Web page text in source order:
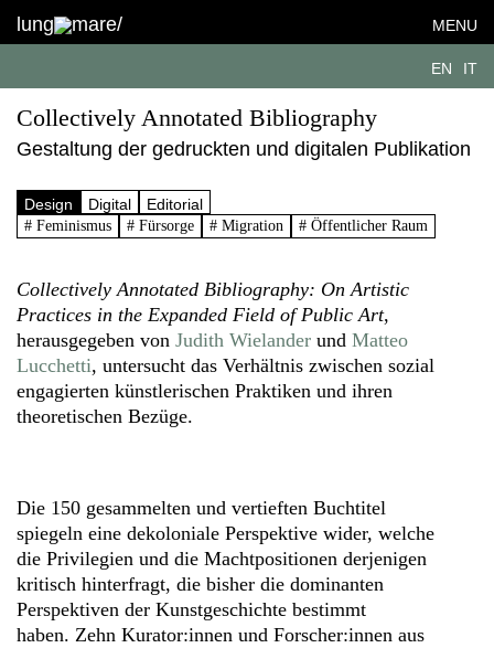
lung mare/ MENU
EN IT
Collectively Annotated Bibliography
Gestaltung der gedruckten und digitalen Publikation
Design Digital Editorial
# Feminismus # Fürsorge # Migration # Öffentlicher Raum
Collectively Annotated Bibliography: On Artistic
Practices in the Expanded Field of Public Art,
herausgegeben von Judith Wielander und Matteo
Lucchetti, untersucht das Verhältnis zwischen sozial
engagierten künstlerischen Praktiken und ihren
theoretischen Bezüge.
Die 150 gesammelten und vertieften Buchtitel
spiegeln eine dekoloniale Perspektive wider, welche
die Privilegien und die Machtpositionen derjenigen
kritisch hinterfragt, die bisher die dominanten
Perspektiven der Kunstgeschichte bestimmt
haben. Zehn Kurator:innen und Forscher:innen aus